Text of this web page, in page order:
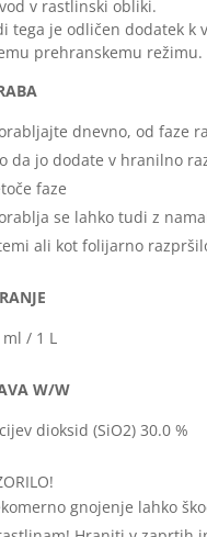
v rastlinski obliki.
tega je odličen dodatek k
prehranskemu režimu.
dnevno, od faze
da jo dodate v hranilno
faze
se lahko tudi z
ali kot folijarno
ml / 1 L
W/W
dioksid (SiO2) 30.0 %
gnojenje lahko